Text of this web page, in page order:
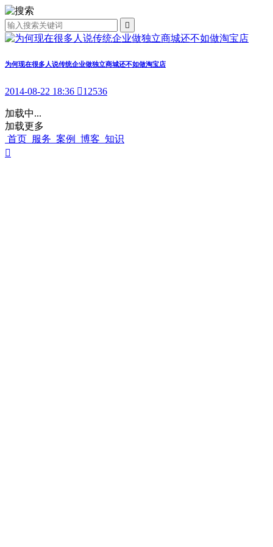

为何现在很多人说传统企业做独立商城还不如做淘宝店
2014-08-22 18:36 12536
加载中...
加载更多
首页 服务 案例 博客 知识
